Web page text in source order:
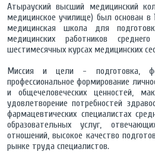
Атырауский высший медицинский
медицинское училище) был основан в
медицинская школа для
медицинских работников
шестимесячных курсах медицинских
Миссия и цели - подготовка,
профессиональное формирование
и общечеловеческих ценностей,
удовлетворение потребностей
фармацевтических специалистах
образовательных услуг,
отношений, высокое качество
рынке труда специалистов.